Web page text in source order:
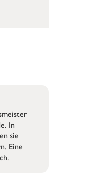
In
sie
Eine